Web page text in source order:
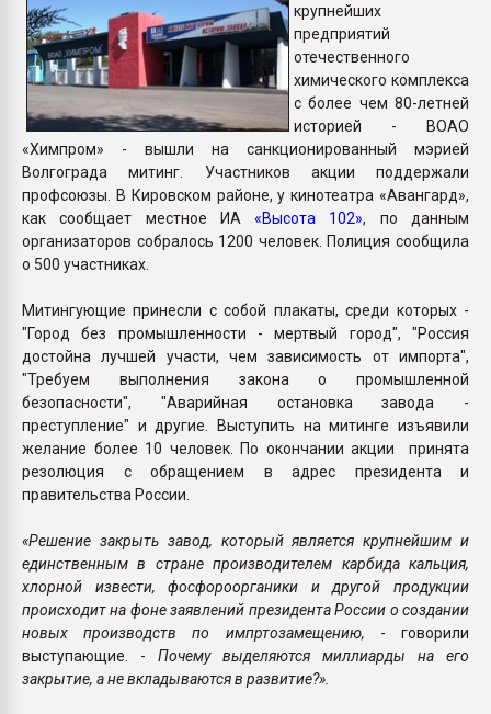
крупнейших
предприятий
отечественного
химического комплекса
с более чем 80-летней
историей - ВОАО
«Химпром» - вышли на санкционированный мэрией
Волгограда митинг. Участников акции поддержали
профсоюзы. В Кировском районе, у кинотеатра «Авангард»,
как сообщает местное ИА«Высота 102», по данным
организаторов собралось 1200 человек. Полиция сообщила
о 500 участниках.
Митингующие принесли с собой плакаты, среди которых -
"Город без промышленности - мертвый город", "Россия
достойна лучшей участи, чем зависимость от импорта",
"Требуем выполнения закона о промышленной
безопасности", "Аварийная остановка завода -
преступление" и другие. Выступить на митинге изъявили
желание более 10 человек. По окончании акции принята
резолюция с обращением в адрес президента и
правительства России.
«Решение закрыть завод, который является крупнейшим и
единственным в стране производителем карбида кальция,
хлорной извести, фосфороорганики и другой продукции
происходит на фоне заявлений президента России о создании
новых производств по импртозамещению, - говорили
выступающие. - Почему выделяются миллиарды на его
закрытие, а не вкладываются в развитие?».